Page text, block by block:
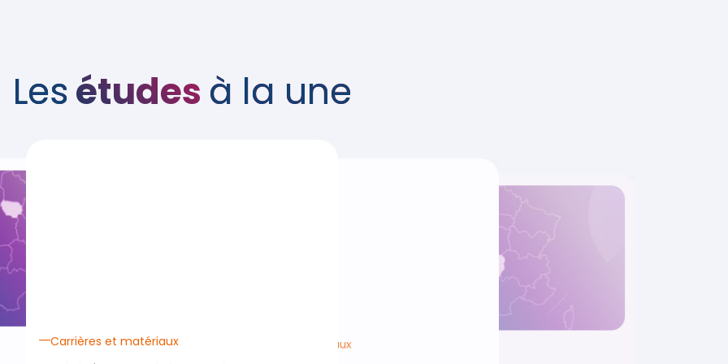
Lesétudes à la une
Carrières et matériaux Carrières et matériaux